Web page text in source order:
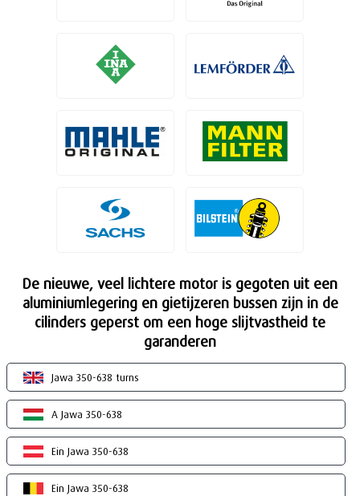
De nieuwe, veel lichtere motor is gegoten uit een
aluminiumlegering en gietijzeren bussen zijn in de
cilinders geperst om een hoge slijtvastheid te
garanderen
Jawa 350-638 turns
A Jawa 350-638
Ein Jawa 350-638
Ein Jawa 350-638